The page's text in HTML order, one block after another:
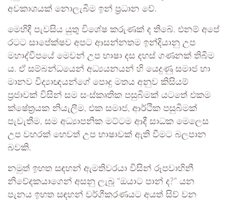
අවකාශයක් නොලැබීම ඉන් ප්‍රධාන වේ.
මෙහිදී පැවසිය යුතු විශේෂ කරුණක් ද තිබේ. එනම් අපේ
රටට සාපේක්ෂව අපට ආසන්නතම ඉන්දියානු උප
මහාද්වීපයේ මෙවන් උප භාෂා දස දහස් ගණනක් තිබීම
ය. ඒ සම්බන්ධයෙන් අධ්‍යයනයන් හි යෙදුණු සමාජ හා
මානව විද්‍යාඥයන්ගේ පොදු මතය අනුව කිසියම්
ප්‍රජාවක් විසින් සම සංස්කෘතික පසුබිමක් යටතේ එකම
ක්ෂේත්‍රයක නියැලීම, එක සමාජ, ආර්ථික පසුබිමක්
පැවැතීම, සම අධ්‍යාපනික මට්ටම ආදී සාධක මෙලෙස
උප වහරක් හෙවත් උප භාෂාවක් ඇති වීමට බලපාන
බවකි.
නමුත් ඉහත සඳහන් ඇමතිවරයා විසින් රූපවාහිනී
නිවේදකයාගෙන් අසනු ලැබූ “ඔයාට පාන් ද?” යන
පැනය ඉහත සඳහන් වර්ගීකරණයට අයත් සිව් වන